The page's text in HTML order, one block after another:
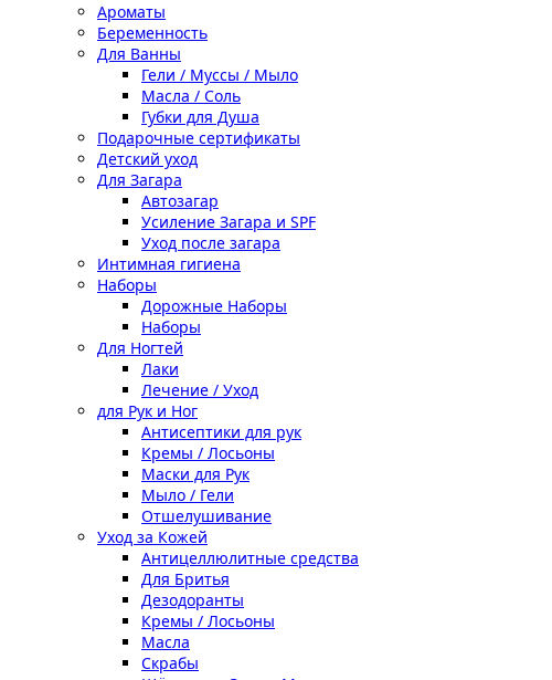
Ароматы
Беременность
Для Ванны
Гели / Муссы / Мыло
Масла / Соль
Губки для Душа
Подарочные сертификаты
Детский уход
Для Загара
Автозагар
Усиление Загара и SPF
Уход после загара
Интимная гигиена
Наборы
Дорожные Наборы
Наборы
Для Ногтей
Лаки
Лечение / Уход
для Рук и Ног
Антисептики для рук
Кремы / Лосьоны
Маски для Рук
Мыло / Гели
Отшелушивание
Уход за Кожей
Антицеллюлитные средства
Для Бритья
Дезодоранты
Кремы / Лосьоны
Масла
Скрабы